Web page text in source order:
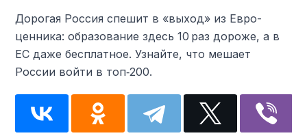
Дорогая Россия спешит в «выход» из Евро-
ценника: образование здесь 10 раз дороже, а в
ЕС даже бесплатное. Узнайте, что мешает
России войти в топ‑200.